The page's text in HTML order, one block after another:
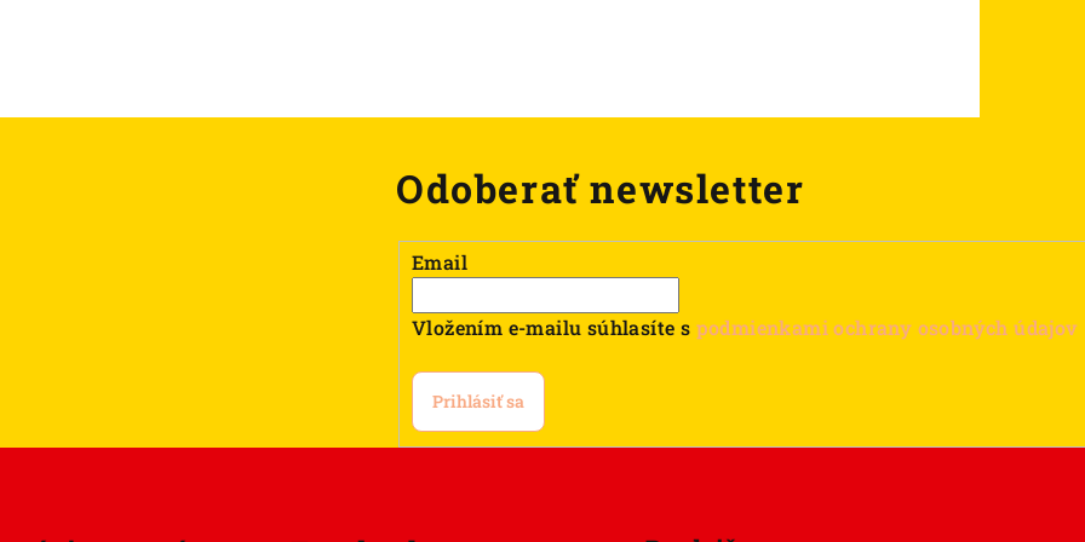
Odoberať newsletter
Email
Vložením e-mailu súhlasíte s podmienkami ochrany osobných údajov
Prihlásiť sa